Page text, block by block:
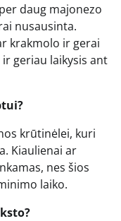
daug majonezo
nusausinta.
krakmolo ir gerai
geriau laikysis ant
krūtinėlei, kuri
Kiaulienai ar
nes šios
laiko.